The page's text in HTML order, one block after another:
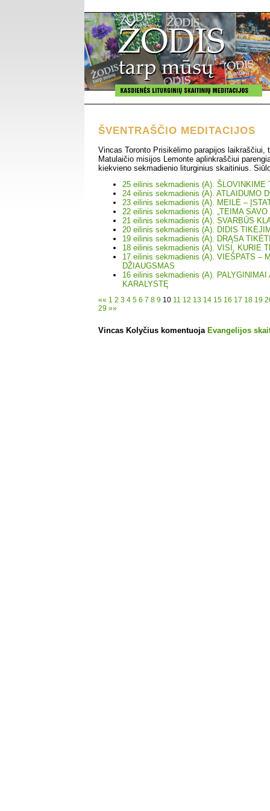
ŠVENTRAŠČIO MEDITACIJOS
Vincas Toronto Prisikėlimo parapijos laikraščiui,
Matulaičio misijos Lemonte aplinkraščiui
kiekvieno sekmadienio liturginius skaitinius.
25 eilinis sekmadienis (A). ŠLOVINKIME
24 eilinis sekmadienis (A). ATLAIDUMO
23 eilinis sekmadienis (A). MEILĖ –
22 eilinis sekmadienis (A). „TEIMA SAVO
21 eilinis sekmadienis (A). SVARBŪS
20 eilinis sekmadienis (A). DIDIS
19 eilinis sekmadienis (A). DRĄSA
18 eilinis sekmadienis (A). VISI, KURIE
17 eilinis sekmadienis (A). VIEŠPATS –
DŽIAUGSMAS
16 eilinis sekmadienis (A). PALYGINIMAI
KARALYSTĘ
«« 1 2 3 4 5 6 7 8 9 10 11 12 13 14 15 16 17 18 19
29 »»
Vincas Kolyčius komentuoja Evangelijos